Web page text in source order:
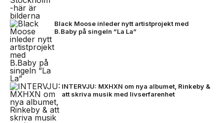
Black Moose inleder nytt artistprojekt med
B.Baby på singeln ”La La”
INTERVJU: MXHXN om nya albumet, Rinkeby &
att skriva musik med livserfarenhet